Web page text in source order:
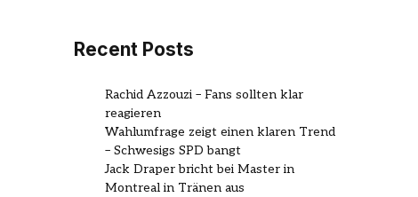
Recent Posts
Rachid Azzouzi – Fans sollten klar
reagieren
Wahlumfrage zeigt einen klaren Trend
– Schwesigs SPD bangt
Jack Draper bricht bei Master in
Montreal in Tränen aus